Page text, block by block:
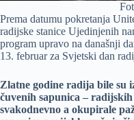
Prema datumu pokretanja
radijske stanice Ujedinjenih
program upravo na današnji
13. februar za Svjetski dan
Zlatne godine radija bile su
čuvenih sapunica –
svakodnevno a okupirale